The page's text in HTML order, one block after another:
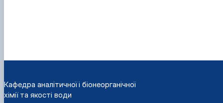
Кафедра аналітичної і біонеорганічної
хімії та якості води